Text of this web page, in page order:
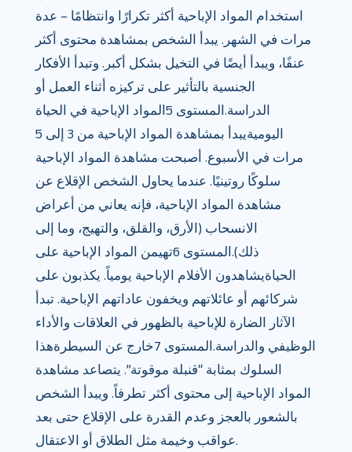
استخدام المواد الإباحية أكثر تكرارًا وانتظامًا – عدة
مرات في الشهر. يبدأ الشخص بمشاهدة محتوى أكثر
عنفًا، ويبدأ أيضًا في التخيل بشكل أكبر. وتبدأ الأفكار
الجنسية بالتأثير على تركيزه أثناء العمل أو
الدراسة.المستوى 5المواد الإباحية في الحياة
اليوميةيبدأ بمشاهدة المواد الإباحية من 3 إلى 5
مرات في الأسبوع. أصبحت مشاهدة المواد الإباحية
سلوكًا روتينيًا. عندما يحاول الشخص الإقلاع عن
مشاهدة المواد الإباحية، فإنه يعاني من أعراض
الانسحاب (الأرق، والقلق، والتهيج، وما إلى
ذلك).المستوى 6تهيمن المواد الإباحية على
الحياةيشاهدون الأفلام الإباحية يومياً. يكذبون على
شركائهم أو عائلاتهم ويخفون عاداتهم الإباحية. تبدأ
الآثار الضارة للإباحية بالظهور في العلاقات والأداء
الوظيفي والدراسة.المستوى 7خارج عن السيطرةهذا
السلوك بمثابة “قنبلة موقوتة”. يتصاعد مشاهدة
المواد الإباحية إلى محتوى أكثر تطرفاً. ويبدأ الشخص
بالشعور بالعجز وعدم القدرة على الإقلاع حتى بعد
عواقب وخيمة مثل الطلاق أو الاعتقال.